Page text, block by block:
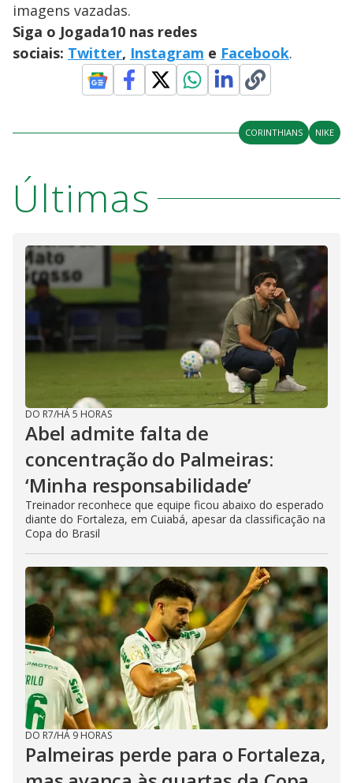
imagens vazadas.
Siga o Jogada10 nas redes
sociais: Twitter, Instagram e Facebook.
CORINTHIANS NIKE
Últimas
DO R7/HÁ 5 HORAS
Abel admite falta de
concentração do Palmeiras:
‘Minha responsabilidade’
Treinador reconhece que equipe ficou abaixo do esperado
diante do Fortaleza, em Cuiabá, apesar da classificação na
Copa do Brasil
DO R7/HÁ 9 HORAS
Palmeiras perde para o Fortaleza,